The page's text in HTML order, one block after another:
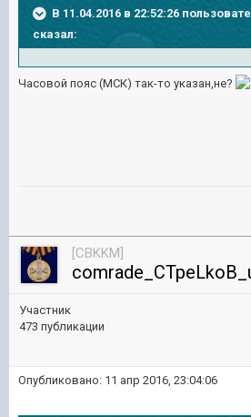
В 11.04.2016 в 22:52:26
сказал:
Часовой пояс (МСК) так-то указан,не?
[CBKKM]
Участник
473 публикации
Опубликовано: 11 апр 2016, 23:04:06